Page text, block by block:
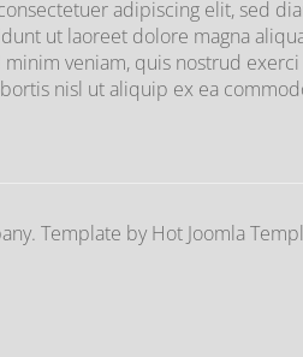
adipiscing elit, sed
ut laoreet dolore magna
veniam, quis nostrud exerci
nisl ut aliquip ex ea
Template by Hot Joomla